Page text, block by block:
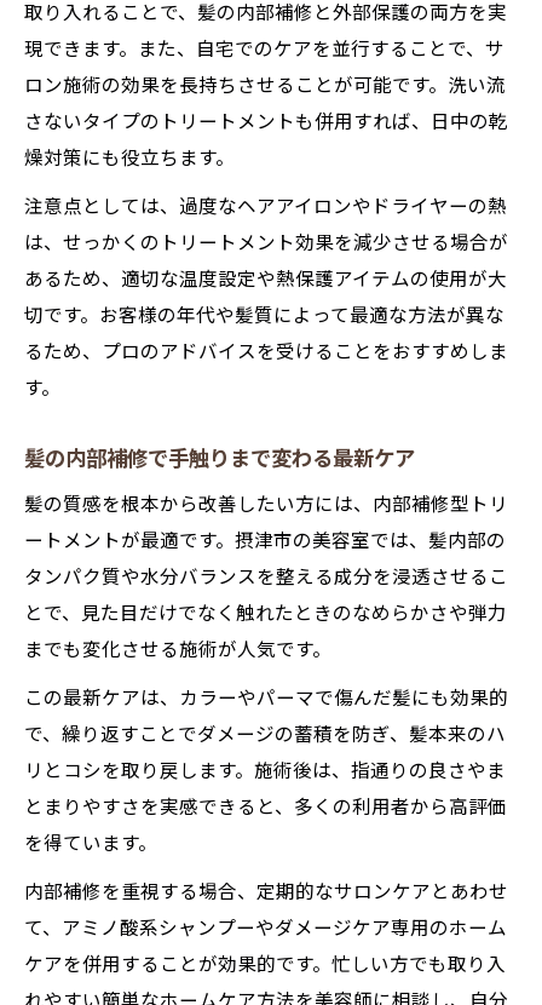
取り入れることで、髪の内部補修と外部保護の両方を実
現できます。また、自宅でのケアを並行することで、サ
ロン施術の効果を長持ちさせることが可能です。洗い流
さないタイプのトリートメントも併用すれば、日中の乾
燥対策にも役立ちます。
注意点としては、過度なヘアアイロンやドライヤーの熱
は、せっかくのトリートメント効果を減少させる場合が
あるため、適切な温度設定や熱保護アイテムの使用が大
切です。お客様の年代や髪質によって最適な方法が異な
るため、プロのアドバイスを受けることをおすすめしま
す。
髪の内部補修で手触りまで変わる最新ケア
髪の質感を根本から改善したい方には、内部補修型トリ
ートメントが最適です。摂津市の美容室では、髪内部の
タンパク質や水分バランスを整える成分を浸透させるこ
とで、見た目だけでなく触れたときのなめらかさや弾力
までも変化させる施術が人気です。
この最新ケアは、カラーやパーマで傷んだ髪にも効果的
で、繰り返すことでダメージの蓄積を防ぎ、髪本来のハ
リとコシを取り戻します。施術後は、指通りの良さやま
とまりやすさを実感できると、多くの利用者から高評価
を得ています。
内部補修を重視する場合、定期的なサロンケアとあわせ
て、アミノ酸系シャンプーやダメージケア専用のホーム
ケアを併用することが効果的です。忙しい方でも取り入